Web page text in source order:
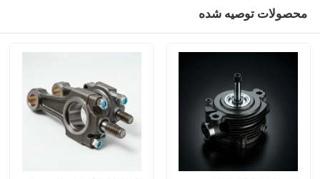
محصولات توصیه شده